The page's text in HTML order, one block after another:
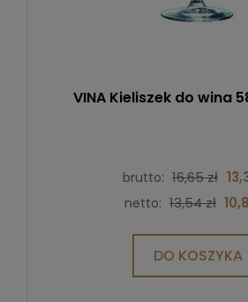
VINA Kieliszek do wina
brutto: 16,65 zł
netto: 13,54 zł
DO KOSZYKA